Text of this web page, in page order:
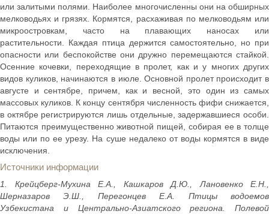
или залитыми полями. Наиболее многочисленны они на обширных
мелководьях и грязях. Кормятся, расхаживая по мелководьям или
микроостровкам, часто на плавающих наносах или
растительности. Каждая птица держится самостоятельно, но при
опасности или беспокойстве они дружно перемещаются стайкой.
Осенние кочевки, переходящие в пролет, как и у многих других
видов куликов, начинаются в июле. Основной пролет происходит в
августе и сентябре, причем, как и весной, это один из самых
массовых куликов. К концу сентября численность фифи снижается,
в октябре регистрируются лишь отдельные, задержавшиеся особи.
Питаются преимущественно животной пищей, собирая ее в толще
воды или по ее урезу. На суше недалеко от воды кормятся в виде
исключения.
Источники информации
1. Крейцберг-Мухина Е.А., Кашкаров Д.Ю., Лановенко Е.Н.,
Шерназаров Э.Ш., Перегонцев Е.А. Птицы водоемов
Узбекистана и Центрально-Азиатского региона. Полевой